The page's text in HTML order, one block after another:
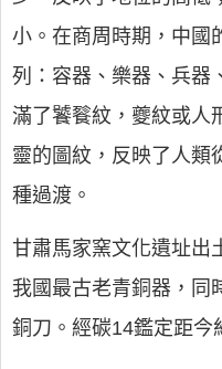
小。在商周時期，中國
列：容器、樂器、兵器
滿了饕餮紋，夔紋或人
靈的圖紋，反映了人類
種過渡。
甘肅馬家窯文化遺址出
我國最古老青銅器，同
銅刀。經碳14鑑定距今